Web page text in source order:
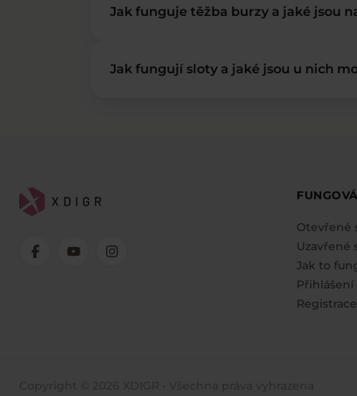
Jak funguje těžba burzy a jaké jsou
Jak fungují sloty a jaké jsou u nich
Otevřené
Uzavřené
Jak to
Přihlášení
Registrace